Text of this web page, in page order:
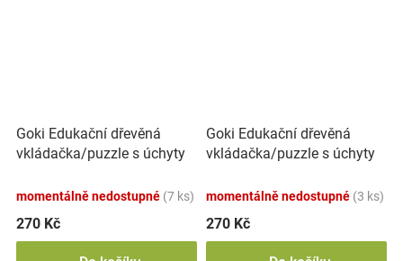
Goki Edukační dřevěná
vkládačka/puzzle s úchyty
momentálně nedostupné (7 ks)
270 Kč
Goki Edukační dřevěná
vkládačka/puzzle s úchyty
momentálně nedostupné (3 ks)
270 Kč